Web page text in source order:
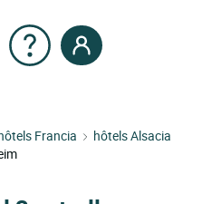
Francia
hôtels Alsacia